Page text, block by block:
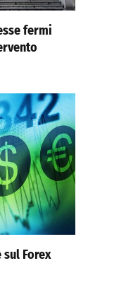
fermi
Forex